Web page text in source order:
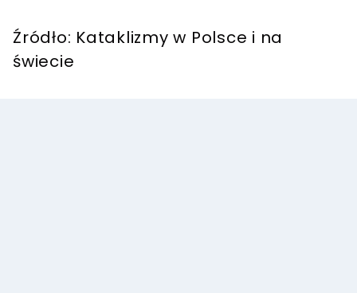
Źródło: Kataklizmy w Polsce i na
świecie